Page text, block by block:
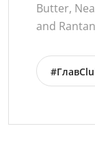
Butter,
and